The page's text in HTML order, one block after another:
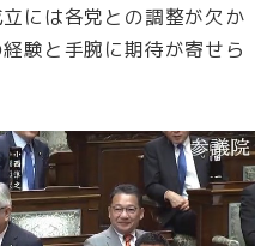
には各党との調整が欠か
験と手腕に期待が寄せら